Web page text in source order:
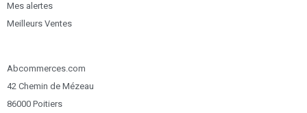
Mes alertes
Meilleurs Ventes
Abcommerces.com
42 Chemin de Mézeau
86000 Poitiers